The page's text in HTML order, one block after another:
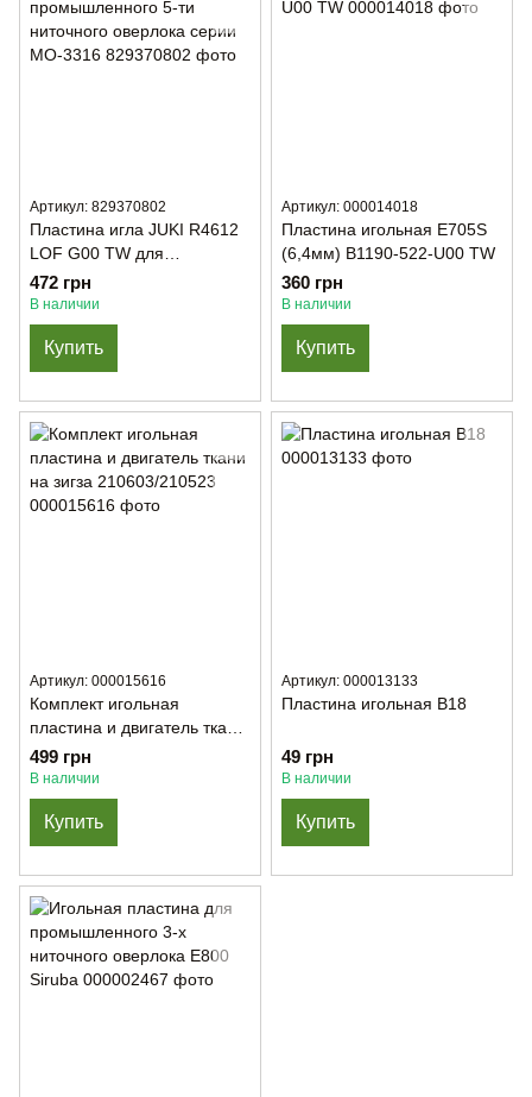
Артикул: 829370802
Пластина игла JUKI R4612
LOF G00 TW для
промышленного 5-ти
ниточного оверлока серии
MO-3316
472 грн
В наличии
Купить
Артикул: 000014018
Пластина игольная Е705S
(6,4мм) B1190-522-U00 TW
360 грн
В наличии
Купить
Артикул: 000015616
Комплект игольная
пластина и двигатель ткани
на зигза 210603/210523
499 грн
В наличии
Купить
Артикул: 000013133
Пластина игольная B18
49 грн
В наличии
Купить